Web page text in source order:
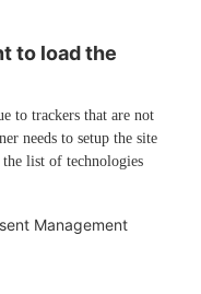
to load the
to trackers that are not
needs to setup the site
list of technologies
Management